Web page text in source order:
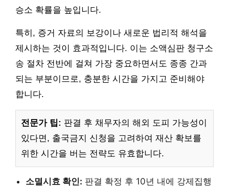
승소 확률을 높입니다.
특히, 증거 자료의 보강이나 새로운 법리적 해석을
제시하는 것이 효과적입니다. 이는 소액심판 청구소
송 절차 전반에 걸쳐 가장 중요하면서도 종종 간과
되는 부분이므로, 충분한 시간을 가지고 준비해야
합니다.
전문가 팁: 판결 후 채무자의 해외 도피 가능성이
있다면, 출국금지 신청을 고려하여 재산 확보를
위한 시간을 버는 전략도 유효합니다.
소멸시효 확인: 판결 확정 후 10년 내에 강제집행